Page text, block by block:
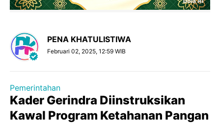
PENA KHATULISTIWA
Februari 02, 2025, 12:59 WIB
Pemerintahan
Kader Gerindra Diinstruksikan
Kawal Program Ketahanan Pangan